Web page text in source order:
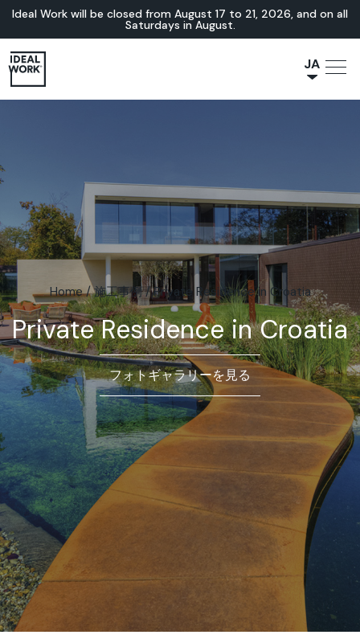
Ideal Work will be closed from August 17 to 21, 2026, and on all
Saturdays in August.
JA
EN
DE
Home/施工事例/Private Residence in Croatia
Private Residence in Croatia
フォトギャラリーを見る